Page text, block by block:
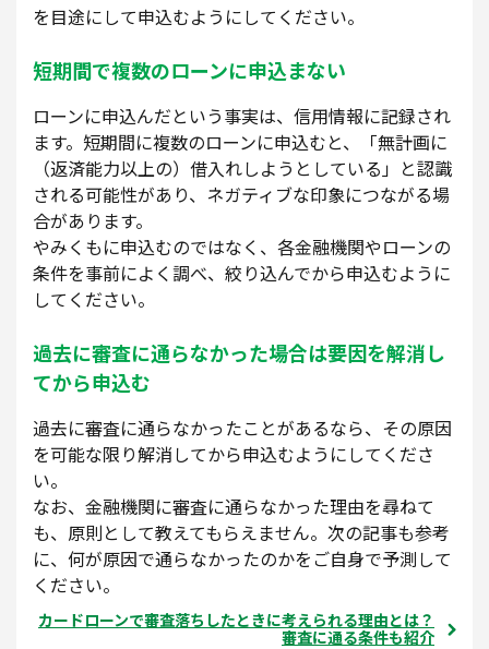
を目途にして申込むようにしてください。
短期間で複数のローンに申込まない
ローンに申込んだという事実は、信用情報に記録され
ます。短期間に複数のローンに申込むと、「無計画に
（返済能力以上の）借入れしようとしている」と認識
される可能性があり、ネガティブな印象につながる場
合があります。
やみくもに申込むのではなく、各金融機関やローンの
条件を事前によく調べ、絞り込んでから申込むように
してください。
過去に審査に通らなかった場合は要因を解消し
てから申込む
過去に審査に通らなかったことがあるなら、その原因
を可能な限り解消してから申込むようにしてくださ
い。
なお、金融機関に審査に通らなかった理由を尋ねて
も、原則として教えてもらえません。次の記事も参考
に、何が原因で通らなかったのかをご自身で予測して
ください。
カードローンで審査落ちしたときに考えられる理由とは？
審査に通る条件も紹介